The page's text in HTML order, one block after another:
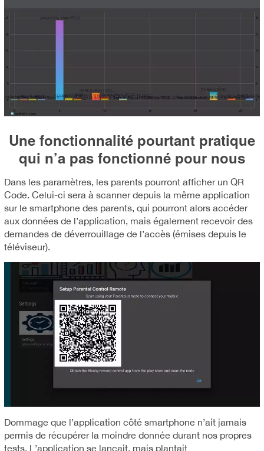
Une fonctionnalité pourtant pratique
qui n’a pas fonctionné pour nous
Dans les paramètres, les parents pourront afficher un QR
Code. Celui-ci sera à scanner depuis la même application
sur le smartphone des parents, qui pourront alors accéder
aux données de l’application, mais également recevoir des
demandes de déverrouillage de l’accès (émises depuis le
téléviseur).
Dommage que l’application côté smartphone n’ait jamais
permis de récupérer la moindre donnée durant nos propres
tests. L’application se lançait, mais plantait